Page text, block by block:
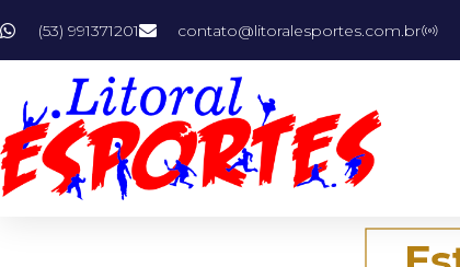
(53) 991371201 contato@litoralesportes.com.br